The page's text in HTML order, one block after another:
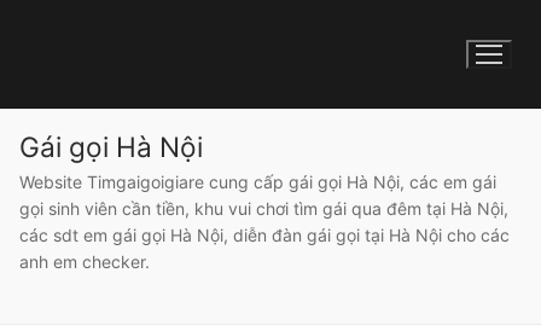
Gái gọi Hà Nội
Website Timgaigoigiare cung cấp gái gọi Hà Nội, các em gái
gọi sinh viên cần tiền, khu vui chơi tìm gái qua đêm tại Hà Nội,
các sdt em gái gọi Hà Nội, diễn đàn gái gọi tại Hà Nội cho các
anh em checker.